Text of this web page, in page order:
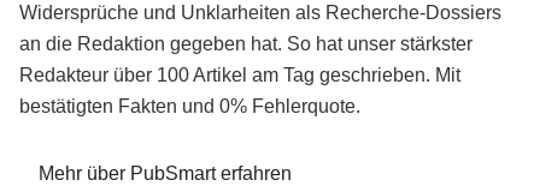
Widersprüche und Unklarheiten als Recherche-Dossiers
an die Redaktion gegeben hat. So hat unser stärkster
Redakteur über 100 Artikel am Tag geschrieben. Mit
bestätigten Fakten und 0% Fehlerquote.
Mehr über PubSmart erfahren